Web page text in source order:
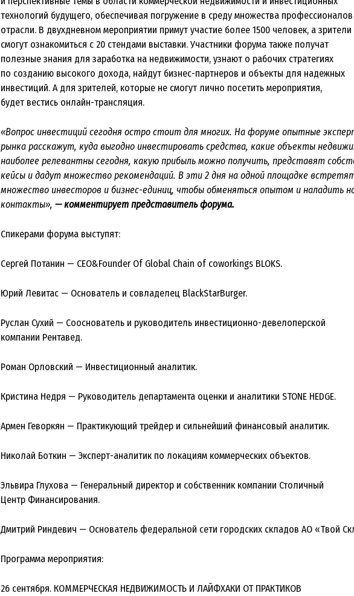
технологий будущего, обеспечивая погружение в среду множества профессионалов
отрасли. В двухдневном мероприятии примут участие более 1500 человек, а зрители
смогут ознакомиться с 20 стендами выставки. Участники форума также получат
полезные знания для заработка на недвижимости, узнают о рабочих стратегиях
по созданию высокого дохода, найдут бизнес-партнеров и объекты для надежных
инвестиций. А для зрителей, которые не смогут лично посетить мероприятия,
будет вестись онлайн-трансляция.
«Вопрос инвестиций сегодня остро стоит для многих. На форуме опытные
рынка расскажут, куда выгодно инвестировать средства, какие объекты
наиболее релевантны сегодня, какую прибыль можно получить, представят
кейсы и дадут множество рекомендаций. В эти 2 дня на одной площадке
множество инвесторов и бизнес-единиц, чтобы обменяться опытом и наладить
контакты», — комментирует представитель форума.
Спикерами форума выступят:
Сергей Потанин — CEO&Founder Of Global Chain of coworkings BLOKS.
Юрий Левитас — Основатель и совладелец BlackStarBurger.
Руслан Сухий — Сооснователь и руководитель инвестиционно-девелоперской
компании Рентавед.
Роман Орловский — Инвестиционный аналитик.
Кристина Недря — Руководитель департамента оценки и аналитики STONE HEDGE.
Армен Геворкян — Практикующий трейдер и сильнейший финансовый аналитик.
Николай Боткин — Эксперт-аналитик по локациям коммерческих объектов.
Эльвира Глухова — Генеральный директор и собственник компании Столичный
Центр Финансирования.
Дмитрий Риндевич — Основатель федеральной сети городских складов АО «Твой
Программа мероприятия:
26 сентября. КОММЕРЧЕСКАЯ НЕДВИЖИМОСТЬ И ЛАЙФХАКИ ОТ ПРАКТИКОВ